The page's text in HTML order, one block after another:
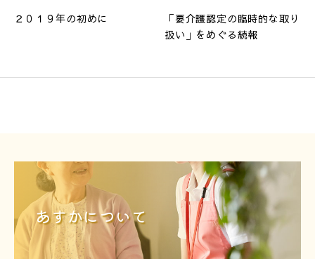
２０１９年の初めに
「要介護認定の臨時的な取り
扱い」をめぐる続報
あすかについて